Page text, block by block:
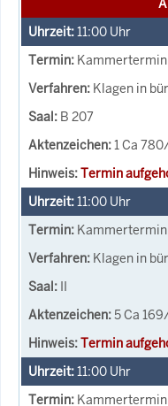
11:00 Uhr
Kammertermin
Klagen in
B 207
1 Ca
Termin
11:00 Uhr
Kammertermin
Klagen in
II
5 Ca
Termin
11:00 Uhr
Kammertermin